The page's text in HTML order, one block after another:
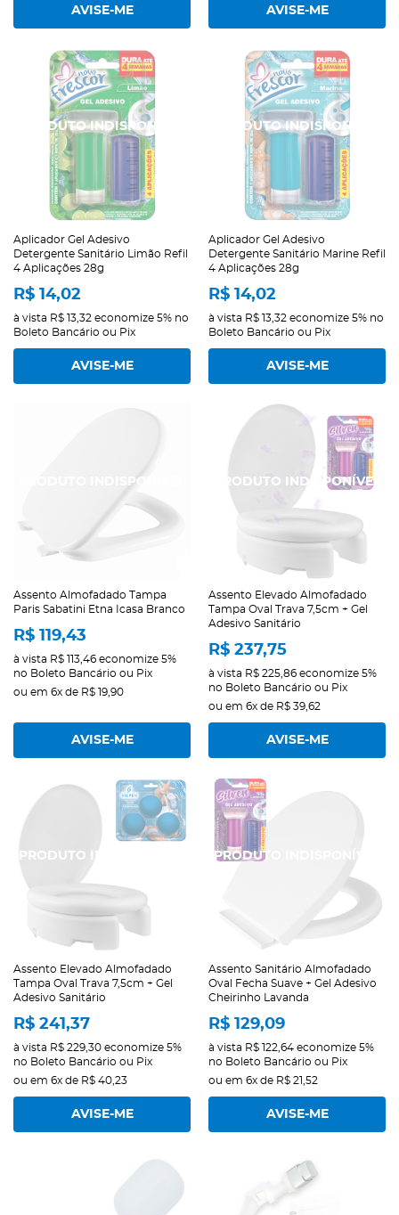
AVISE-ME AVISE-ME
Aplicador Gel Adesivo
Detergente Sanitário Limão Refil
4 Aplicações 28g
R$ 14,02
à vista R$ 13,32 economize 5% no
Boleto Bancário ou Pix
AVISE-ME
Aplicador Gel Adesivo
Detergente Sanitário Marine Refil
4 Aplicações 28g
R$ 14,02
à vista R$ 13,32 economize 5% no
Boleto Bancário ou Pix
AVISE-ME
Assento Almofadado Tampa
Paris Sabatini Etna Icasa Branco
R$ 119,43
à vista R$ 113,46 economize 5%
no Boleto Bancário ou Pix
ou em 6x de R$ 19,90
AVISE-ME
Assento Elevado Almofadado
Tampa Oval Trava 7,5cm + Gel
Adesivo Sanitário
R$ 237,75
à vista R$ 225,86 economize 5%
no Boleto Bancário ou Pix
ou em 6x de R$ 39,62
AVISE-ME
Assento Elevado Almofadado
Tampa Oval Trava 7,5cm + Gel
Adesivo Sanitário
R$ 241,37
à vista R$ 229,30 economize 5%
no Boleto Bancário ou Pix
ou em 6x de R$ 40,23
AVISE-ME
Assento Sanitário Almofadado
Oval Fecha Suave + Gel Adesivo
Cheirinho Lavanda
R$ 129,09
à vista R$ 122,64 economize 5%
no Boleto Bancário ou Pix
ou em 6x de R$ 21,52
AVISE-ME